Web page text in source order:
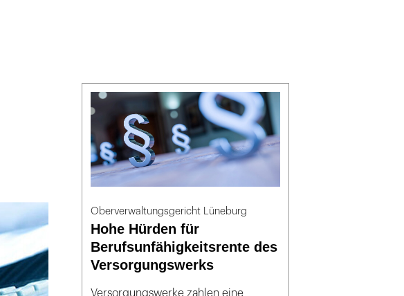
Oberverwaltungsgericht Lüneburg
Hohe Hürden für
Berufsunfähigkeitsrente des
Versorgungswerks
Versorgungswerke zahlen eine